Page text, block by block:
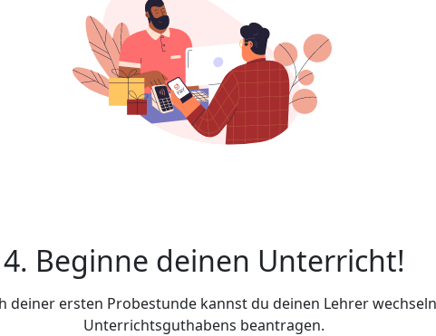
4. Beginne deinen Unterricht!
deiner ersten Probestunde kannst du deinen Lehrer
Unterrichtsguthabens beantragen.